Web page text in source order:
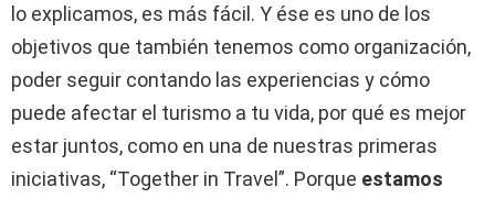
lo explicamos, es más fácil. Y ése es uno de los
objetivos que también tenemos como organización,
poder seguir contando las experiencias y cómo
puede afectar el turismo a tu vida, por qué es mejor
estar juntos, como en una de nuestras primeras
iniciativas, “Together in Travel”. Porque estamos